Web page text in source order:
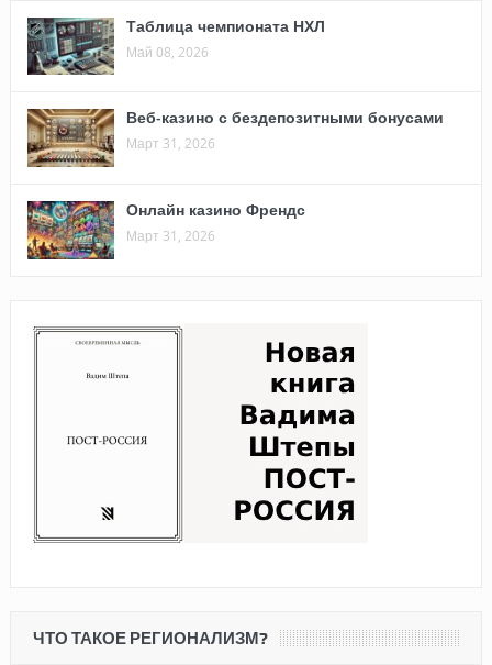
Таблица чемпионата НХЛ
Май 08, 2026
Веб-казино с бездепозитными бонусами
Март 31, 2026
Онлайн казино Френдс
Март 31, 2026
ЧТО ТАКОЕ РЕГИОНАЛИЗМ?